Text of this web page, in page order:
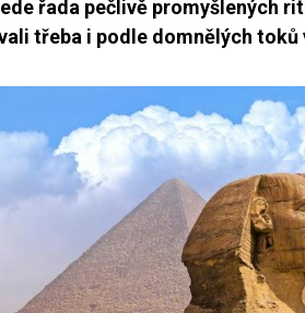
řada pečlivě promyšlených
třeba i podle domnělých toků